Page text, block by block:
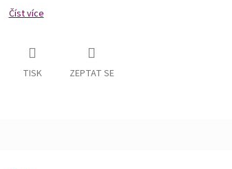
Číst více
TISK ZEPTAT SE